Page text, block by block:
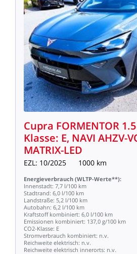
Cupra FORMENTOR 1.5
Klasse: E, NAVI AHZV-
MATRIX-LED
EZL: 10/2025 1000 km
Energieverbrauch (WLTP-Werte**):
Innenstadt: 7,7 l/100 km
Stadtrand: 6,0 l/100 km
Landstraße: 5,2 l/100 km
Autobahn: 6,2 l/100 km
Kraftstoff kombiniert: 6,0 l/100 km
Emissionen kombiniert: 137,0 g/100 km
CO2-Klasse: E
Stromverbrauch kombiniert: n.v.
Reichweite elektrisch: n.v.
Reichweite elektrisch innerorts: n.v.